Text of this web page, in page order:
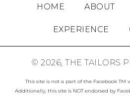
HOME ABOUT
EXPERIENCE
© 2026, THE TAILORS
This site is not a part of the Facebook TM
Additionally, this site is NOT endorsed by